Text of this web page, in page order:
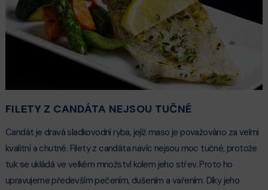
FILETY Z CANDÁTA NEJSOU TUČNÉ
Candát je dravá sladkovodní ryba, jejíž maso je považováno za velmi
kvalitní a chutné. Filety z candáta navíc nejsou moc tučné, protože
tuk se ukládá ve velkém množství kolem jeho střev. Proto ho
upravujeme především pečením, dušením a vařením. Díky jeho